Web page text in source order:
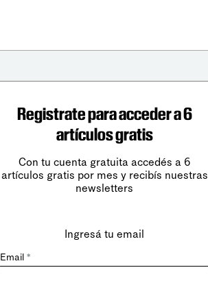
Registrate para acceder a 6
artículos gratis
Con tu cuenta gratuita accedés a 6
artículos gratis por mes y recibís nuestras
newsletters
Ingresá tu email
Email *